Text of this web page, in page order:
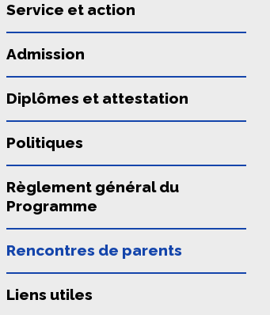
Service et action
Admission
Diplômes et attestation
Politiques
Règlement général du
Programme
Rencontres de parents
Liens utiles